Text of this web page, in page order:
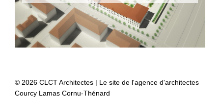
© 2026 CLCT Architectes | Le site de l'agence d'architectes
Courcy Lamas Cornu-Thénard